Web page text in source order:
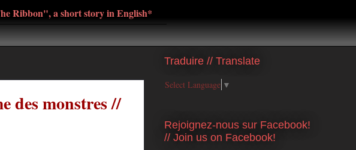
Ribbon", a short story in English*
des monstres //
Traduire // Translate
Select Language ▼
Rejoignez-nous sur Facebook!
// Join us on Facebook!